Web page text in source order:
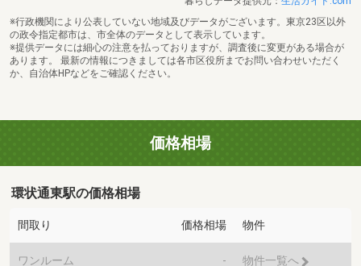
※行政機関により公表していない地域及びデータがございます。東京23区以外
の政令指定都市は、市全体のデータとして表示しています。
※提供データには細心の注意を払っておりますが、調査後に変更がある場合が
あります。 最新の情報につきましては各市区役所までお問い合わせいただく
か、自治体HPなどをご確認ください。
価格相場
環状通東駅の価格相場
間取り 価格相場 物件
ワンルーム - 物件一覧へ